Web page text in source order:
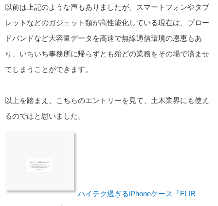
以前は上記のような声もありましたが、スマートフォンやタブ
レットなどのガジェット類が高性能化している現在は、ブロー
ドバンドなど大容量データを高速で無線通信環境の恩恵もあ
り、いちいち事務所に帰らずとも殆どの業務をその場で済ませ
てしまうことができます。
以上を踏まえ、こちらのエントリーを見て、土木業界にも使え
るのではと思いました。
ハイテク過ぎるiPhoneケース「FLIR